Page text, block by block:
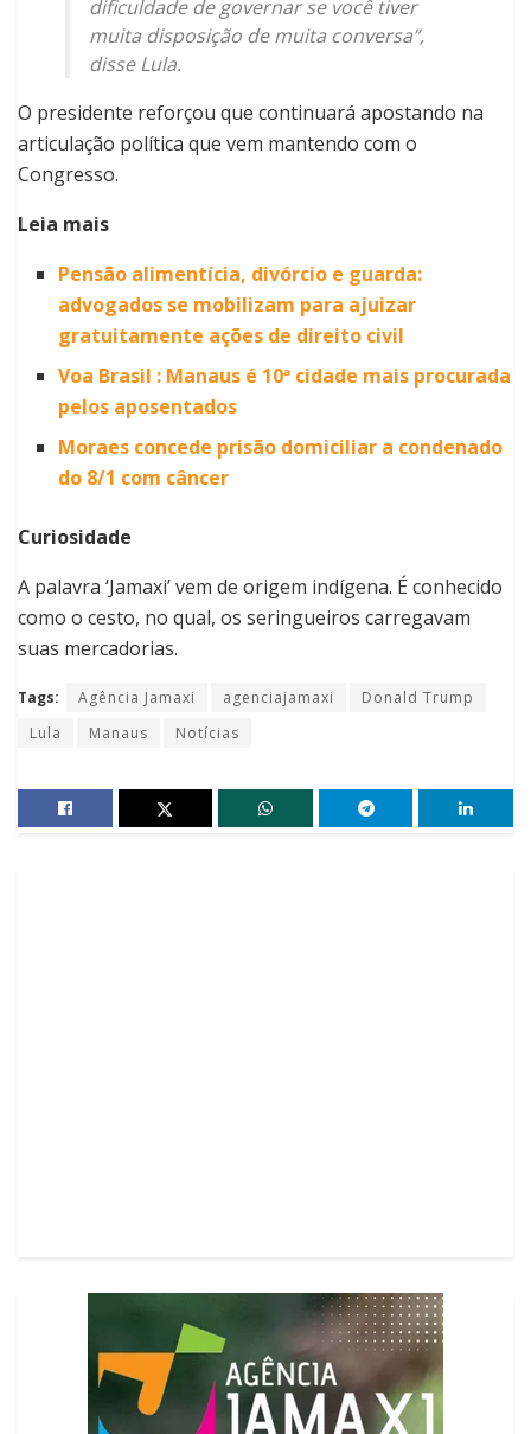
dificuldade de governar se você tiver
muita disposição de muita conversa”,
disse Lula.
O presidente reforçou que continuará apostando na
articulação política que vem mantendo com o
Congresso.
Leia mais
Pensão alimentícia, divórcio e guarda:
advogados se mobilizam para ajuizar
gratuitamente ações de direito civil
Voa Brasil : Manaus é 10ª cidade mais procurada
pelos aposentados
Moraes concede prisão domiciliar a condenado
do 8/1 com câncer
Curiosidade
A palavra ‘Jamaxi’ vem de origem indígena. É conhecido
como o cesto, no qual, os seringueiros carregavam
suas mercadorias.
Tags: Agência Jamaxi agenciajamaxi
Donald Trump
Lula
Manaus Notícias